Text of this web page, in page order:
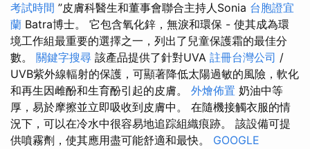
考試時間 ”皮膚科醫生和董事會聯合主持人Sonia 台胞證宜
蘭 Batra博士。 它包含氧化鋅，無淚和環保 - 使其成為環
境工作組最重要的選擇之一，列出了兒童保護霜的最佳分
數。 關鍵字搜尋 該產品提供了針對UVA 註冊台灣公司 /
UVB紫外線輻射的保護，可顯著降低太陽過敏的風險，軟化
和再生因雌酚和生育酚引起的皮膚。 外燴佈置 奶油中等
厚，易於摩擦並立即吸收到皮膚中。 在隨機接觸衣服的情
況下，可以在冷水中很容易地追踪組織痕跡。 該設備可提
供噴霧劑，使其應用​​盡可能舒適和最快。 GOOGLE